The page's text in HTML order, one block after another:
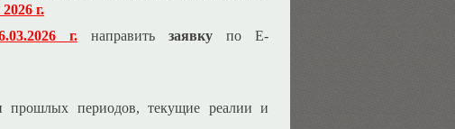
г.
г.направитьзаявку по E-
прошлых периодов, текущие реалии и